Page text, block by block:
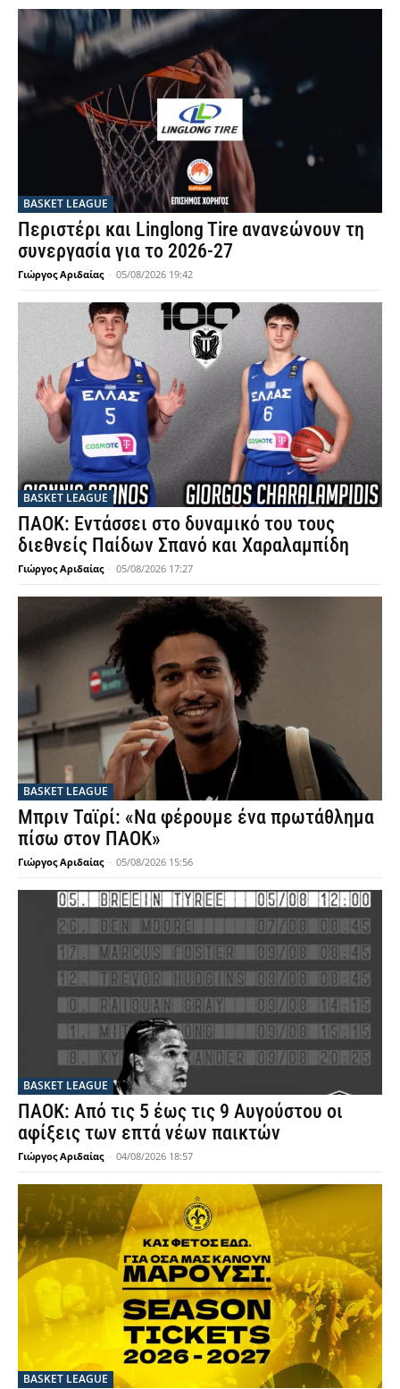
BASKET LEAGUE
Περιστέρι και Linglong Tire ανανεώνουν τη
συνεργασία για το 2026-27
Γιώργος Αριδαίας - 05/08/2026 19:42
BASKET LEAGUE
ΠΑΟΚ: Εντάσσει στο δυναμικό του τους
διεθνείς Παίδων Σπανό και Χαραλαμπίδη
Γιώργος Αριδαίας - 05/08/2026 17:27
BASKET LEAGUE
Μπριν Ταϊρί: «Να φέρουμε ένα πρωτάθλημα
πίσω στον ΠΑΟΚ»
Γιώργος Αριδαίας - 05/08/2026 15:56
BASKET LEAGUE
ΠΑΟΚ: Από τις 5 έως τις 9 Αυγούστου οι
αφίξεις των επτά νέων παικτών
Γιώργος Αριδαίας - 04/08/2026 18:57
BASKET LEAGUE